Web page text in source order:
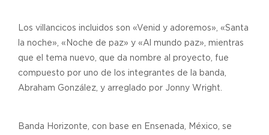
Los villancicos incluidos son «Venid y adoremos», «Santa
la noche», «Noche de paz» y «Al mundo paz», mientras
que el tema nuevo, que da nombre al proyecto, fue
compuesto por uno de los integrantes de la banda,
Abraham González, y arreglado por Jonny Wright.
Banda Horizonte, con base en Ensenada, México, se